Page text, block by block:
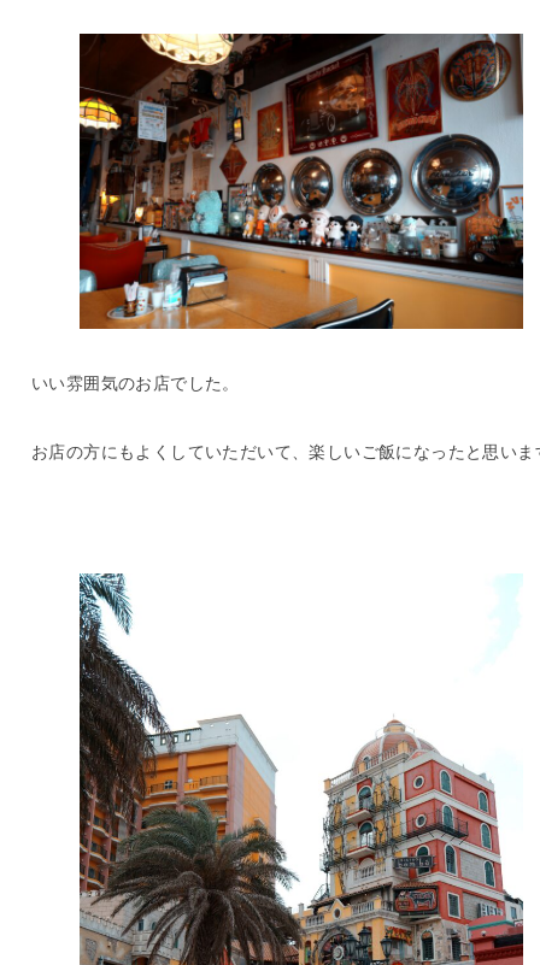
いい雰囲気のお店でした。
お店の方にもよくしていただいて、楽しいご飯になったと思いま